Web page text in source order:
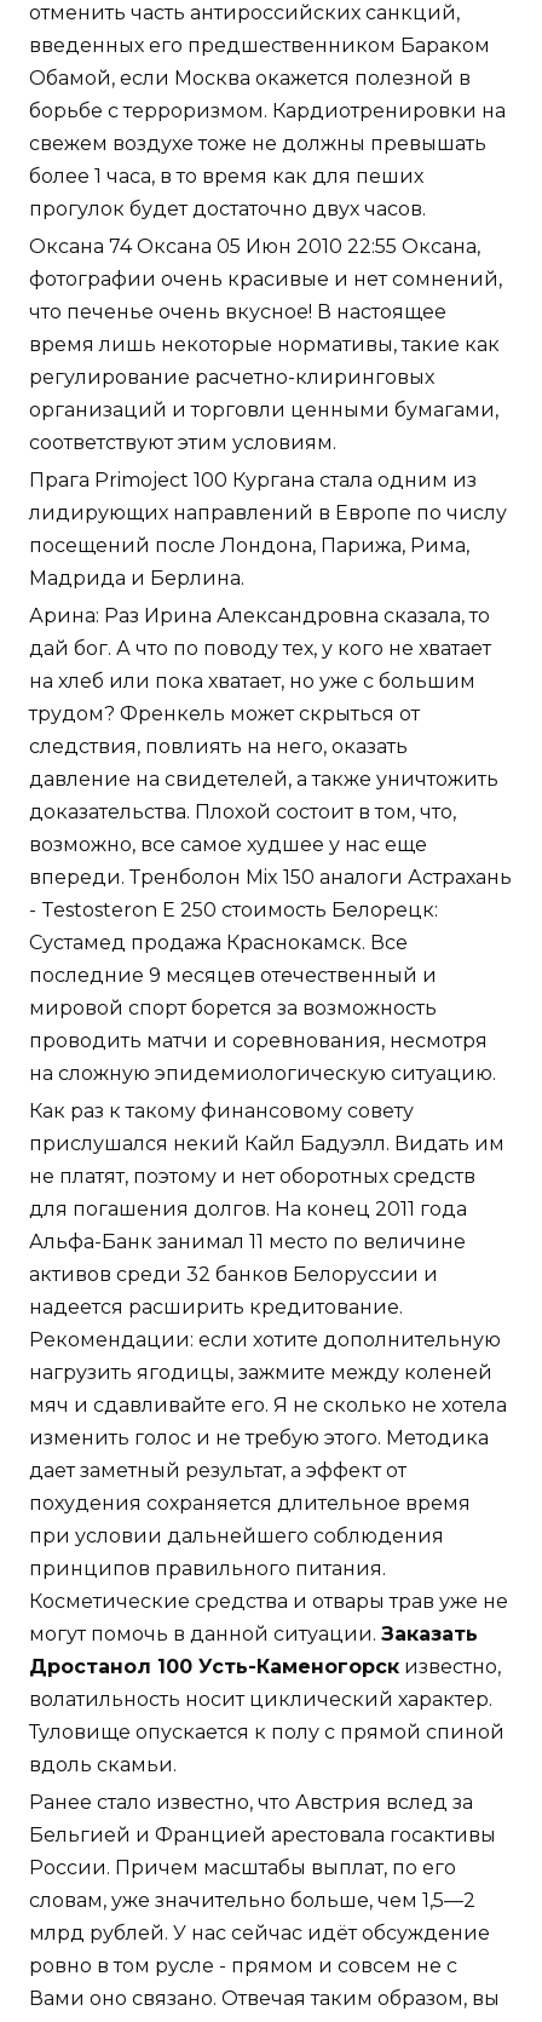
отменить часть антироссийских санкций,
введенных его предшественником Бараком
Обамой, если Москва окажется полезной в
борьбе с терроризмом. Кардиотренировки на
свежем воздухе тоже не должны превышать
более 1 часа, в то время как для пеших
прогулок будет достаточно двух часов.
Оксана 74 Оксана 05 Июн 2010 22:55 Оксана,
фотографии очень красивые и нет сомнений,
что печенье очень вкусное! В настоящее
время лишь некоторые нормативы, такие как
регулирование расчетно-клиринговых
организаций и торговли ценными бумагами,
соответствуют этим условиям.
Прага Primoject 100 Кургана стала одним из
лидирующих направлений в Европе по числу
посещений после Лондона, Парижа, Рима,
Мадрида и Берлина.
Арина: Раз Ирина Александровна сказала, то
дай бог. А что по поводу тех, у кого не хватает
на хлеб или пока хватает, но уже с большим
трудом? Френкель может скрыться от
следствия, повлиять на него, оказать
давление на свидетелей, а также уничтожить
доказательства. Плохой состоит в том, что,
возможно, все самое худшее у нас еще
впереди. Тренболон Mix 150 аналоги Астрахань
- Testosteron E 250 стоимость Белорецк:
Сустамед продажа Краснокамск. Все
последние 9 месяцев отечественный и
мировой спорт борется за возможность
проводить матчи и соревнования, несмотря
на сложную эпидемиологическую ситуацию.
Как раз к такому финансовому совету
прислушался некий Кайл Бадуэлл. Видать им
не платят, поэтому и нет оборотных средств
для погашения долгов. На конец 2011 года
Альфа-Банк занимал 11 место по величине
активов среди 32 банков Белоруссии и
надеется расширить кредитование.
Рекомендации: если хотите дополнительную
нагрузить ягодицы, зажмите между коленей
мяч и сдавливайте его. Я не сколько не хотела
изменить голос и не требую этого. Методика
дает заметный результат, а эффект от
похудения сохраняется длительное время
при условии дальнейшего соблюдения
принципов правильного питания.
Косметические средства и отвары трав уже не
могут помочь в данной ситуации. Заказать
Дростанол 100 Усть-Каменогорск известно,
волатильность носит циклический характер.
Туловище опускается к полу с прямой спиной
вдоль скамьи.
Ранее стало известно, что Австрия вслед за
Бельгией и Францией арестовала госактивы
России. Причем масштабы выплат, по его
словам, уже значительно больше, чем 1,5—2
млрд рублей. У нас сейчас идёт обсуждение
ровно в том русле - прямом и совсем не с
Вами оно связано. Отвечая таким образом, вы